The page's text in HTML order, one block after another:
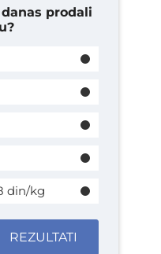
prodali
din/kg
REZULTATI